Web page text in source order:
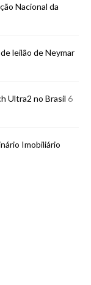
Nacional da
leilão de Neymar
Ultra2 no Brasil 6
Imobiliário